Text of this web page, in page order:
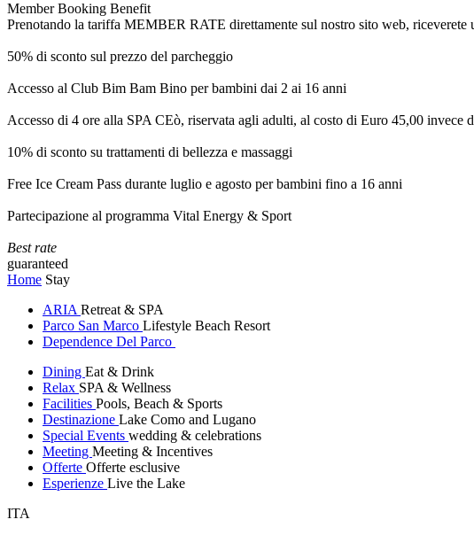
Member Booking Benefit
Prenotando la tariffa MEMBER RATE direttamente sul nostro sito web,
50% di sconto sul prezzo del parcheggio
Accesso al Club Bim Bam Bino per bambini dai 2 ai 16 anni
Accesso di 4 ore alla SPA CEò, riservata agli adulti, al costo di Euro 45,00 invece
10% di sconto su trattamenti di bellezza e massaggi
Free Ice Cream Pass durante luglio e agosto per bambini fino a 16 anni
Partecipazione al programma Vital Energy & Sport
Best rate
guaranteed
Home Stay
ARIA Retreat & SPA
Parco San Marco Lifestyle Beach Resort
Dependence Del Parco
Dining Eat & Drink
Relax SPA & Wellness
Facilities Pools, Beach & Sports
Destinazione Lake Como and Lugano
Special Events wedding & celebrations
Meeting Meeting & Incentives
Offerte Offerte esclusive
Esperienze Live the Lake
ITA